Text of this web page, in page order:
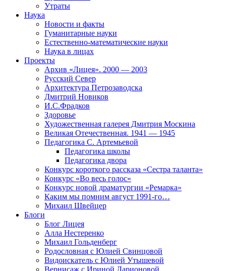
Утраты
Наука
Новости и факты
Гуманитарные науки
Естественно-математические науки
Наука в лицах
Проекты
Архив «Лицея». 2000 — 2003
Русский Север
Архитектура Петрозаводска
Дмитрий Новиков
И.С.Фрадков
Здоровье
Художественная галерея Дмитрия Москина
Великая Отечественная. 1941 — 1945
Педагогика С. Артемьевой
Педагогика школы
Педагогика двора
Конкурс короткого рассказа «Сестра таланта»
Конкурс «Во весь голос»
Конкурс новой драматургии «Ремарка»
Каким мы помним август 1991-го…
Михаил Швейцер
Блоги
Блог Лицея
Алла Нестеренко
Михаил Гольденберг
Родословная с Юлией Свинцовой
Видоискатель с Юлией Утышевой